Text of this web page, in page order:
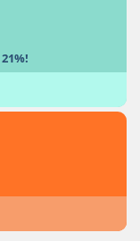
DEGLI